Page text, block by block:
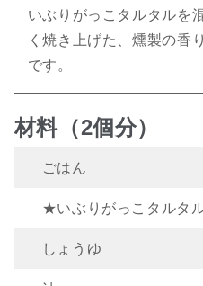
いぶりがっこタルタルを
く焼き上げた、燻製の香
です。
材料（2個分）
ごはん
★いぶりがっこタルタ
しょうゆ